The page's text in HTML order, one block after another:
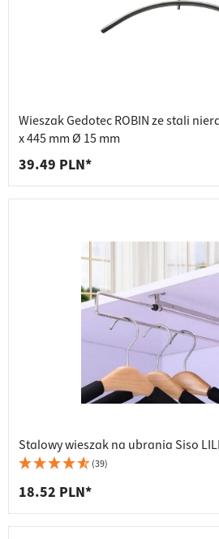
Wieszak Gedotec ROBIN ze stali
x 445 mm Ø 15 mm
39.49 PLN*
Stalowy wieszak na ubrania Siso
(39)
18.52 PLN*